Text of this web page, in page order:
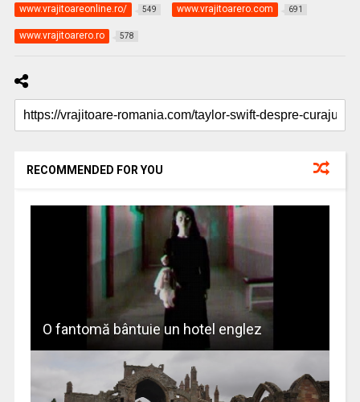
www.vrajitoareonline.ro/ 549 www.vrajitoarero.com 691
www.vrajitoarero.ro 578
RECOMMENDED FOR YOU
O fantomă bântuie un hotel englez